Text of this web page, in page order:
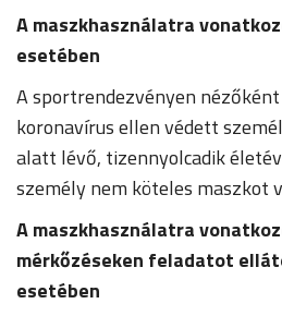
A maszkhasználatra
esetében
A sportrendezvényen
koronavírus ellen védett
alatt lévő, tizennyolcadik
személy nem köteles maszkot
A maszkhasználatra
mérkőzéseken feladatot
esetében